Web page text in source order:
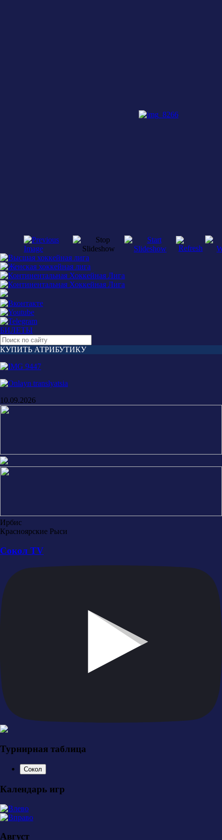
БИЛЕТЫ
КУПИТЬ АТРИБУТИКУ
10.09.2026
Ирбис
Красноярские Рыси
Сокол TV
Турнирная таблица
Сокол
Календарь игр
Август